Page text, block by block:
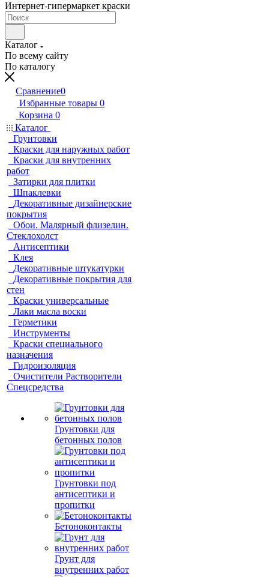
Интернет-гипермаркет краски
Каталог
По всему сайту
По каталогу
Сравнение0
Избранные товары 0
Корзина 0
Каталог
Грунтовки
Краски для наружных работ
Краски для внутренних
работ
Затирки для плитки
Шпаклевки
Декоративные дизайнерские
покрытия
Обои. Малярный флизелин.
Стеклохолст
Антисептики
Клея
Декоративные штукатурки
Декоративные покрытия для
стен
Краски универсальные
Лаки масла воски
Герметики
Инструменты
Краски специального
назначения
Гидроизоляция
Очистители Растворители
Спецсредства
Грунтовки для
бетонных полов
Грунтовки под
антисептики и
пропитки
Бетоноконтакты
Грунт для
внутренних работ